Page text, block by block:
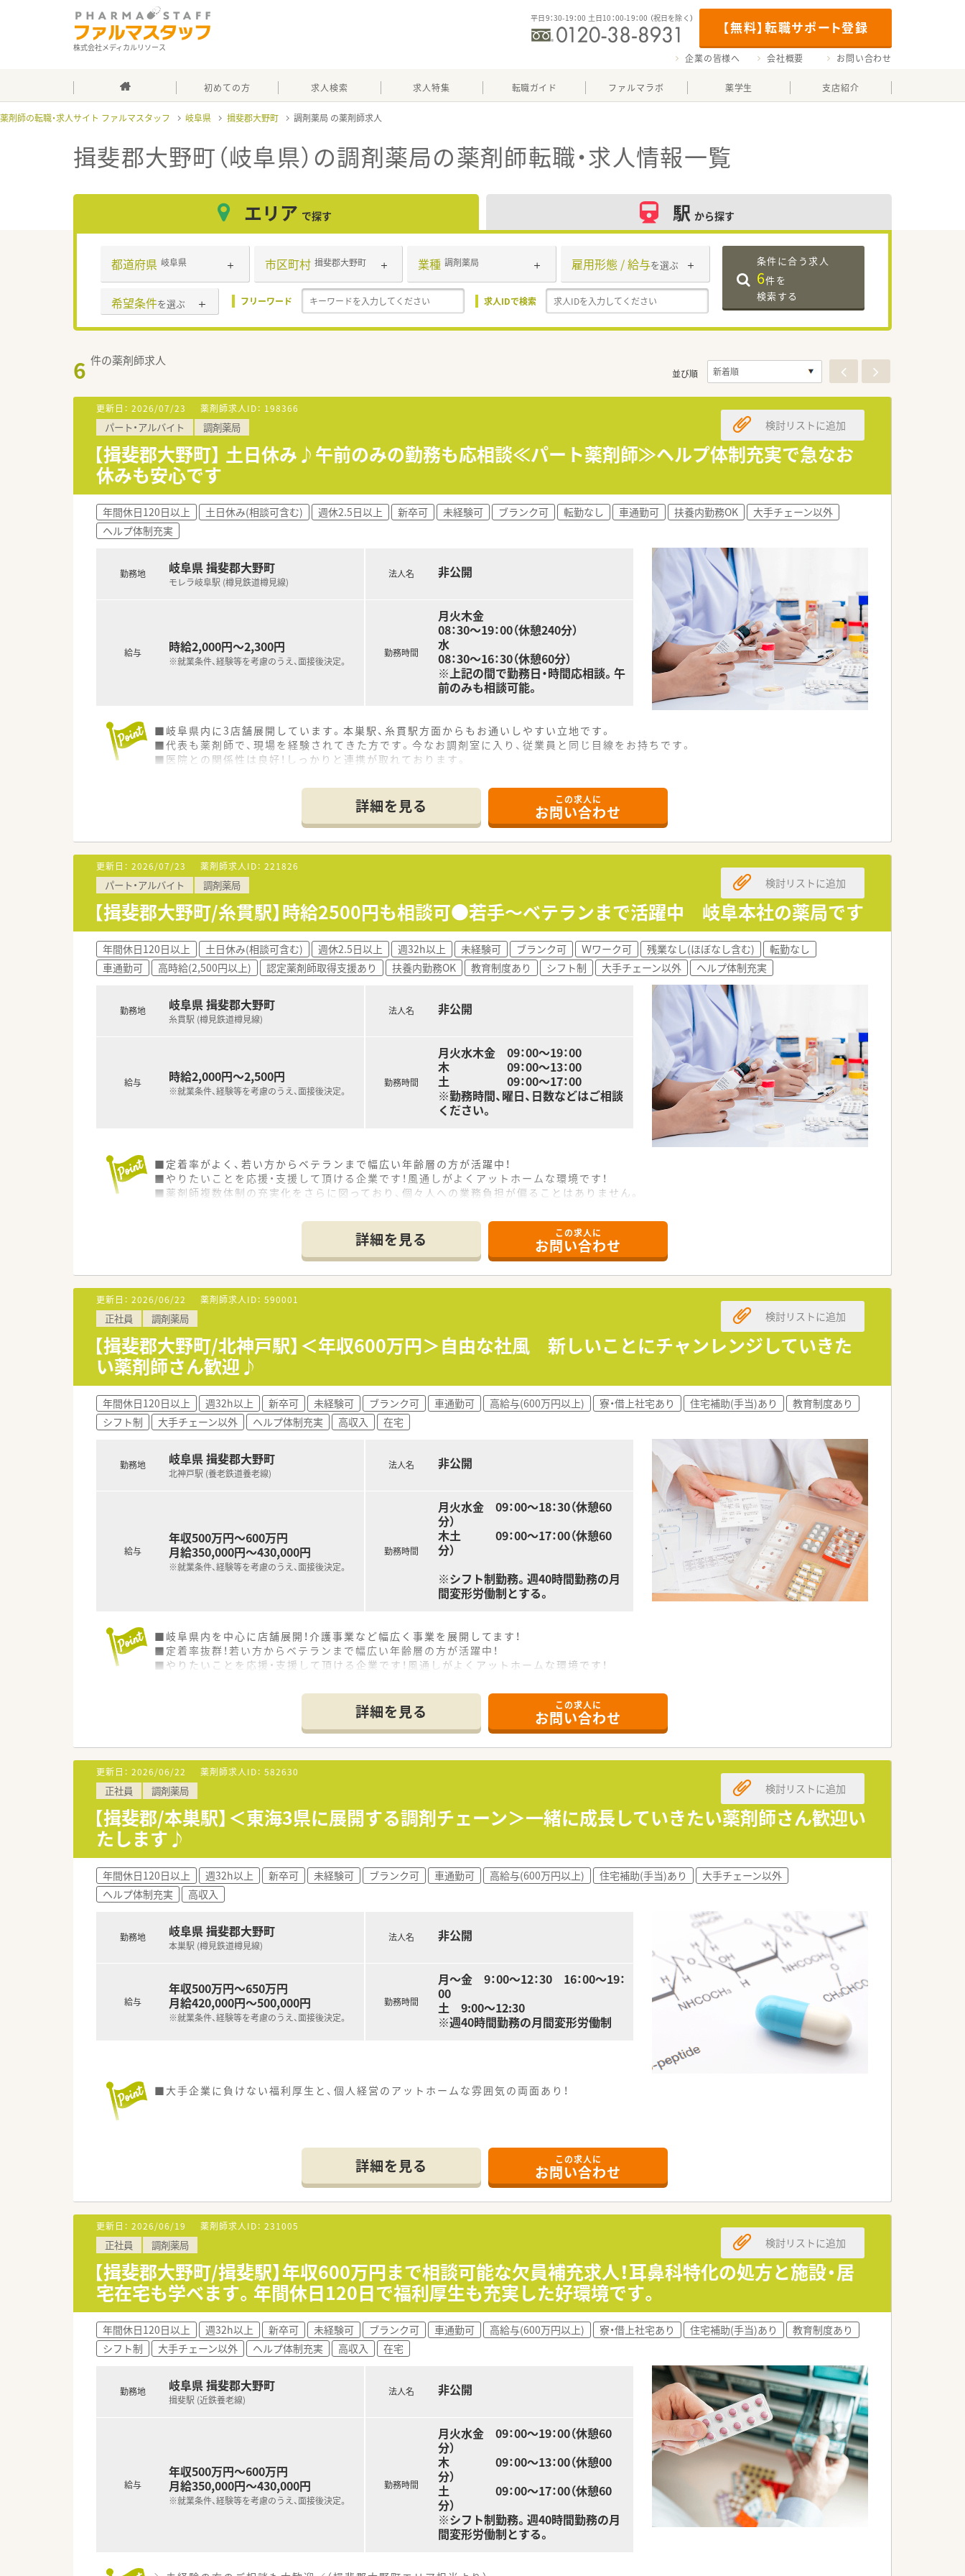
株式会社メディカルリソース
【無料】転職サポート登録
平日9：30-19：00 土日10：00-19：00 （祝日を除く）
企業の皆様へ 会社概要 お問い合わせ
初めての方 求人検索 求人特集 転職ガイド ファルマラボ 薬学生 支店紹介
薬剤師の転職・求人サイト ファルマスタッフ 岐阜県 揖斐郡大野町 調剤薬局
揖斐郡大野町（岐阜県）の調剤薬局の薬剤師転職・求人情報一覧
エリア で探す 駅 から探す
都道府県 岐阜県 市区町村 揖斐郡大野町 業種 調剤薬局 雇用形態 / 給与を選ぶ
希望条件を選ぶ フリーワード 求人IDで検索
条件に合う求人
6件を
検索する
6 件の薬剤師求人
並び順
更新日： 2026/07/23 薬剤師求人ID： 198366
パート・アルバイト 調剤薬局
【揖斐郡大野町】 土日休み♪午前のみの勤務も応相談≪パート薬剤師≫ヘルプ体制充実で急なお
休みも安心です
検討リストに追加
年間休日120日以上 土日休み(相談可含む) 週休2.5日以上 新卒可 未経験可 ブランク可 転勤なし 車通勤可 扶養内勤務OK
大手チェーン以外
ヘルプ体制充実
勤務地 岐阜県 揖斐郡大野町
モレラ岐阜駅 (樽見鉄道樽見線)
給与 時給2,000円～2,300円
※就業条件、経験等を考慮のうえ、面接後決定。
法人名 非公開
勤務時間
月火木金
08：30～19：00（休憩240分）
水
08：30～16：30（休憩60分）
※上記の間で勤務日・時間応相談。午
前のみも相談可能。
■岐阜県内に3店舗展開しています。本巣駅、糸貫駅方面からもお通いしやすい立地です。
■代表も薬剤師で、現場を経験されてきた方です。今なお調剤室に入り、従業員と同じ目線をお持ちです。
■医院との関係性は良好！しっかりと連携が取れております。
詳細を見る この求人に
お問い合わせ
更新日： 2026/07/23 薬剤師求人ID： 221826
パート・アルバイト 調剤薬局
【揖斐郡大野町/糸貫駅】時給2500円も相談可●若手～ベテランまで活躍中 岐阜本社の薬局です
検討リストに追加
年間休日120日以上 土日休み(相談可含む) 週休2.5日以上 週32h以上 未経験可 ブランク可 Ｗワーク可 残業なし(ほぼなし含む)
転勤なし
車通勤可
高時給(2,500円以上) 認定薬剤師取得支援あり 扶養内勤務OK 教育制度あり シフト制 大手チェーン以外 ヘルプ体制充実
勤務地 岐阜県 揖斐郡大野町
糸貫駅 (樽見鉄道樽見線)
給与 時給2,000円～2,500円
※就業条件、経験等を考慮のうえ、面接後決定。
法人名 非公開
勤務時間
月火水木金 09：00～19：00
木 09：00～13：00
土 09：00～17：00
※勤務時間、曜日、日数などはご相談
ください。
■定着率がよく、若い方からベテランまで幅広い年齢層の方が活躍中！
■やりたいことを応援・支援して頂ける企業です！風通しがよくアットホームな環境です！
■薬剤師複数体制の充実化をさらに図っており、個々人への業務負担が偏ることはありません。
詳細を見る この求人に
お問い合わせ
更新日： 2026/06/22 薬剤師求人ID： 590001
正社員 調剤薬局
【揖斐郡大野町/北神戸駅】＜年収600万円＞自由な社風 新しいことにチャンレンジしていきた
い薬剤師さん歓迎♪
検討リストに追加
年間休日120日以上 週32h以上 新卒可 未経験可 ブランク可 車通勤可 高給与(600万円以上) 寮・借上社宅あり 住宅補助(手当)あり
教育制度あり
シフト制
大手チェーン以外 ヘルプ体制充実 高収入 在宅
勤務地 岐阜県 揖斐郡大野町
北神戸駅 (養老鉄道養老線)
給与
年収500万円～600万円
月給350,000円～430,000円
※就業条件、経験等を考慮のうえ、面接後決定。
法人名 非公開
勤務時間
月火水金 09：00～18：30（休憩60
分）
木土 09：00～17：00（休憩60
分）
※シフト制勤務。週40時間勤務の月
間変形労働制とする。
■岐阜県内を中心に店舗展開！介護事業など幅広く事業を展開してます！
■定着率抜群！若い方からベテランまで幅広い年齢層の方が活躍中！
■やりたいことを応援・支援して頂ける企業です！風通しがよくアットホームな環境です！
詳細を見る この求人に
お問い合わせ
更新日： 2026/06/22 薬剤師求人ID： 582630
正社員 調剤薬局
【揖斐郡/本巣駅】＜東海3県に展開する調剤チェーン＞一緒に成長していきたい薬剤師さん歓迎い
たします♪
検討リストに追加
年間休日120日以上 週32h以上 新卒可 未経験可 ブランク可 車通勤可 高給与(600万円以上) 住宅補助(手当)あり
大手チェーン以外
ヘルプ体制充実
高収入
勤務地 岐阜県 揖斐郡大野町
本巣駅 (樽見鉄道樽見線)
給与
年収500万円～650万円
月給420,000円～500,000円
※就業条件、経験等を考慮のうえ、面接後決定。
法人名 非公開
勤務時間
月～金 9：00～12：30 16：00～19：
00
土 9:00～12:30
※週40時間勤務の月間変形労働制
■大手企業に負けない福利厚生と、個人経営のアットホームな雰囲気の両面あり！
詳細を見る この求人に
お問い合わせ
更新日： 2026/06/19 薬剤師求人ID： 231005
正社員 調剤薬局
【揖斐郡大野町/揖斐駅】年収600万円まで相談可能な欠員補充求人！耳鼻科特化の処方と施設・居
宅在宅も学べます。年間休日120日で福利厚生も充実した好環境です。
検討リストに追加
年間休日120日以上 週32h以上 新卒可 未経験可 ブランク可 車通勤可 高給与(600万円以上) 寮・借上社宅あり 住宅補助(手当)あり
教育制度あり
シフト制
大手チェーン以外 ヘルプ体制充実 高収入 在宅
勤務地 岐阜県 揖斐郡大野町
揖斐駅 (近鉄養老線)
給与
年収500万円～600万円
月給350,000円～430,000円
※就業条件、経験等を考慮のうえ、面接後決定。
法人名 非公開
勤務時間
月火水金 09：00～19：00（休憩60
分）
木 09：00～13：00（休憩00
分）
土 09：00～17：00（休憩60
分）
※シフト制勤務。週40時間勤務の月
間変形労働制とする。